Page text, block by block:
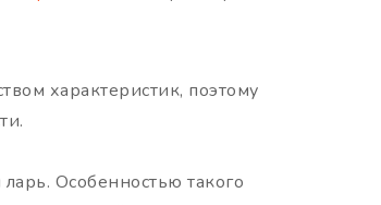
характеристик, поэтому
Особенностью такого